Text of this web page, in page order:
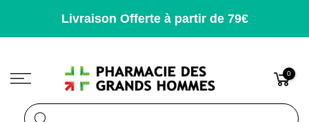
Livraison Offerte à partir de 79€
0